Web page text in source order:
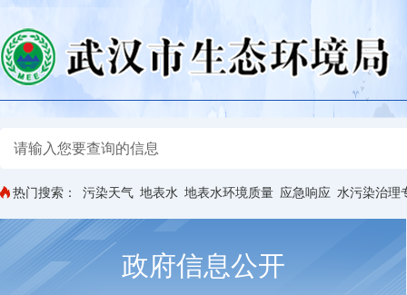
热门搜索： 污染天气 地表水 地表水环境质量 应急响应 水污染治理
政府信息公开